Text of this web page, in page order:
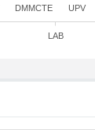
DMMCTE UPV
LAB